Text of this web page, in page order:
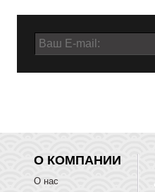
О КОМПАНИИ
О нас